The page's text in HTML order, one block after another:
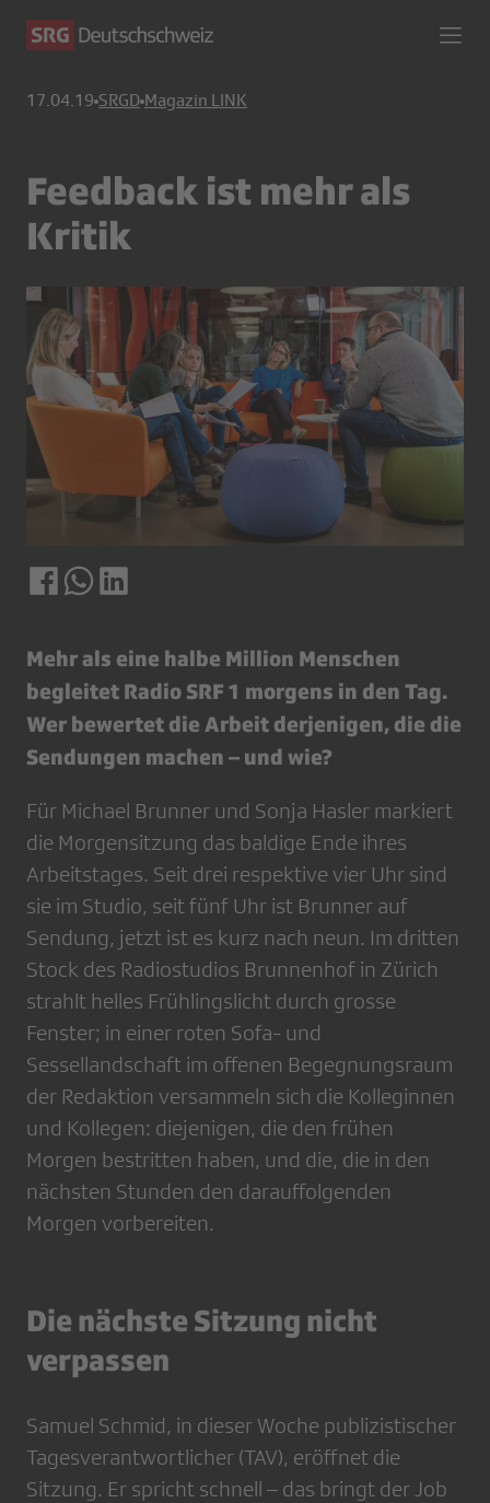
17.04.19 SRGD Magazin LINK
Feedback ist mehr als
Kritik
Mehr als eine halbe Million Menschen
begleitet Radio SRF 1 morgens in den Tag.
Wer bewertet die Arbeit derjenigen, die die
Sendungen machen – und wie?
Für Michael Brunner und Sonja Hasler markiert
die Morgensitzung das baldige Ende ihres
Arbeitstages. Seit drei respektive vier Uhr sind
sie im Studio, seit fünf Uhr ist Brunner auf
Sendung, jetzt ist es kurz nach neun. Im dritten
Stock des Radiostudios Brunnenhof in Zürich
strahlt helles Frühlingslicht durch grosse
Fenster; in einer roten Sofa- und
Sessellandschaft im offenen Begegnungsraum
der Redaktion versammeln sich die Kolleginnen
und Kollegen: diejenigen, die den frühen
Morgen bestritten haben, und die, die in den
nächsten Stunden den darauffolgenden
Morgen vorbereiten.
Die nächste Sitzung nicht
verpassen
Samuel Schmid, in dieser Woche publizistischer
Tagesverantwortlicher (TAV), eröffnet die
Sitzung. Er spricht schnell – das bringt der Job